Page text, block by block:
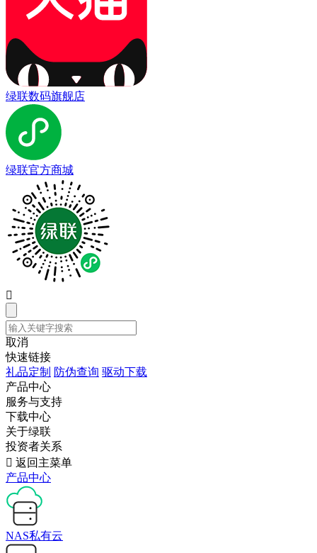
绿联数码旗舰店
绿联官方商城

取消
快速链接
礼品定制 防伪查询 驱动下载
产品中心
服务与支持
下载中心
关于绿联
投资者关系
 返回主菜单
产品中心
NAS私有云